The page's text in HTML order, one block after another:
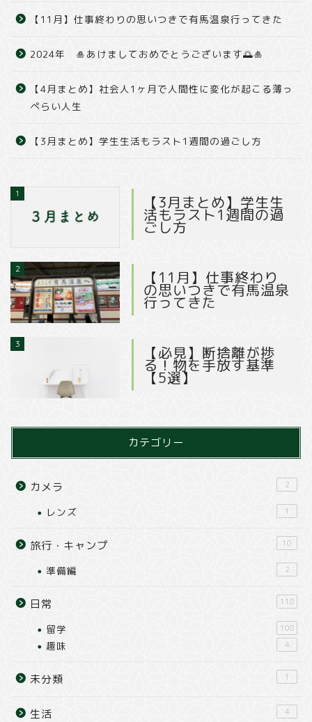
【11月】仕事終わりの思いつきで有馬温泉行ってきた
2024年 🎍あけましておめでとうございます🌅🎍
【4月まとめ】社会人1ヶ月で人間性に変化が起こる薄っ
ぺらい人生
【3月まとめ】学生生活もラスト1週間の過ごし方
1 【3月まとめ】学生生
活もラスト1週間の過
ごし方
2 【11月】仕事終わり
の思いつきで有馬温泉
行ってきた
3 【必見】断捨離が捗
る！物を手放す基準
【5選】
カテゴリー
カメラ 2
レンズ 1
旅行・キャンプ 10
準備編 2
日常 118
留学 108
趣味 4
未分類 1
生活 4